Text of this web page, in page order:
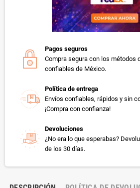
Pagos seguros
Compra segura con los métodos
confiables de México.
Política de entrega
Envíos confiables, rápidos y sin
¡Compra con confianza!
Devoluciones
¿No era lo que esperabas?
de los 30 días.